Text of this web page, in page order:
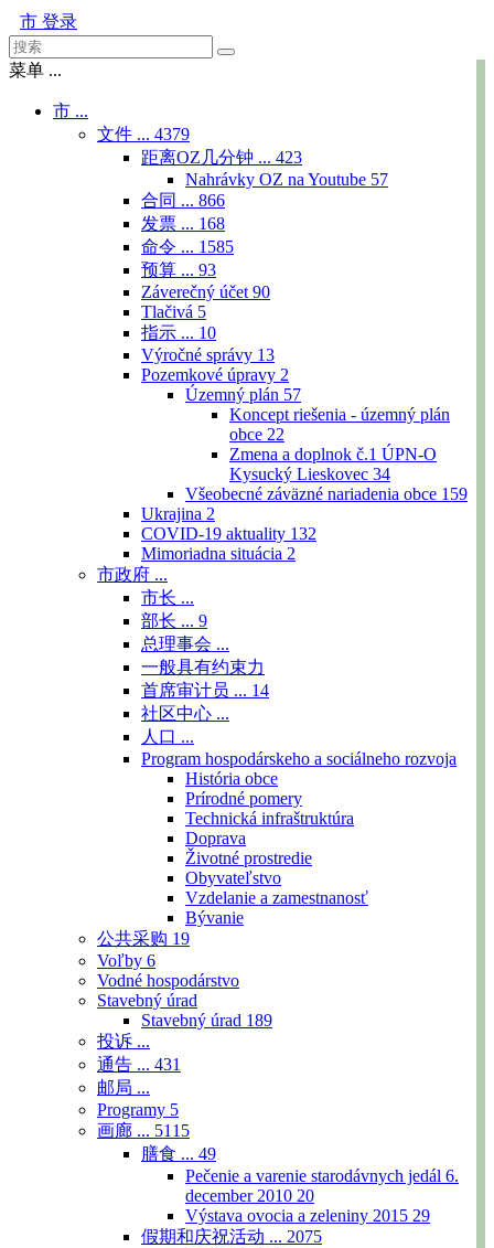
市 登录
菜单 ...
市 ...
文件 ... 4379
距离OZ几分钟 ... 423
Nahrávky OZ na Youtube 57
合同 ... 866
发票 ... 168
命令 ... 1585
预算 ... 93
Záverečný účet 90
Tlačivá 5
指示 ... 10
Výročné správy 13
Pozemkové úpravy 2
Územný plán 57
Koncept riešenia - územný plán
obce 22
Zmena a doplnok č.1 ÚPN-O
Kysucký Lieskovec 34
Všeobecné záväzné nariadenia obce 159
Ukrajina 2
COVID-19 aktuality 132
Mimoriadna situácia 2
市政府 ...
市长 ...
部长 ... 9
总理事会 ...
一般具有约束力
首席审计员 ... 14
社区中心 ...
人口 ...
Program hospodárskeho a sociálneho rozvoja
História obce
Prírodné pomery
Technická infraštruktúra
Doprava
Životné prostredie
Obyvateľstvo
Vzdelanie a zamestnanosť
Bývanie
公共采购 19
Voľby 6
Vodné hospodárstvo
Stavebný úrad
Stavebný úrad 189
投诉 ...
通告 ... 431
邮局 ...
Programy 5
画廊 ... 5115
膳食 ... 49
Pečenie a varenie starodávnych jedál 6.
december 2010 20
Výstava ovocia a zeleniny 2015 29
假期和庆祝活动 ... 2075